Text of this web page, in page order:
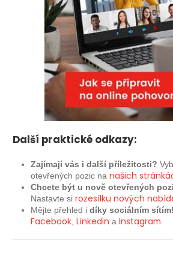
Další praktické odkazy:
Zajímají vás i další příležitosti?
otevřených pozic na našich
Chcete být u nově otevřených
Nastavte si rozesílku nových
Mějte přehled i díky sociálním sítím!
Facebook, Linkedin a Instagram